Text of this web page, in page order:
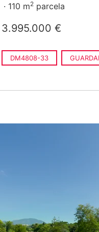
110 m2 parcela
3.995.000 €
DM4808-33